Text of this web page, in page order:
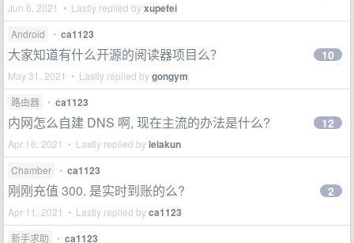
Jun 6, 2021 • Lastly replied byxupefei
Android • ca1123
大家知道有什么开源的阅读器项目么？
May 31, 2021 • Lastly replied bygongym
10
路由器 • ca1123
内网怎么自建 DNS 啊, 现在主流的办法是什么?
Apr 16, 2021 • Lastly replied byleiakun
12
Chamber • ca1123
刚刚充值 300. 是实时到账的么?
Apr 11, 2021 • Lastly replied byca1123
2
新手求助 • ca1123